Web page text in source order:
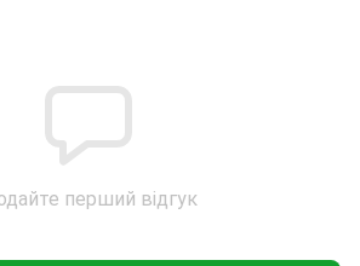
перший відгук